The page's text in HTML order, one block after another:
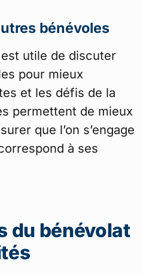
bénévoles
est utile de discuter
pour mieux
et les défis de la
permettent de mieux
que l’on s’engage
à ses
du bénévolat